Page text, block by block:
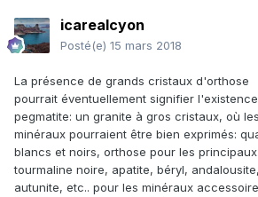
icarealcyon
Posté(e) 15 mars 2018
La présence de grands cristaux d'orthose
pourrait éventuellement signifier
pegmatite: un granite à gros cristaux, où
minéraux pourraient être bien exprimés:
blancs et noirs, orthose pour les
tourmaline noire, apatite, béryl,
autunite, etc.. pour les minéraux